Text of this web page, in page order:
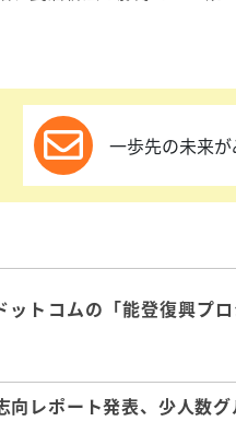
一歩先の未来
ットコムの「能登復興プ
向レポート発表、少人